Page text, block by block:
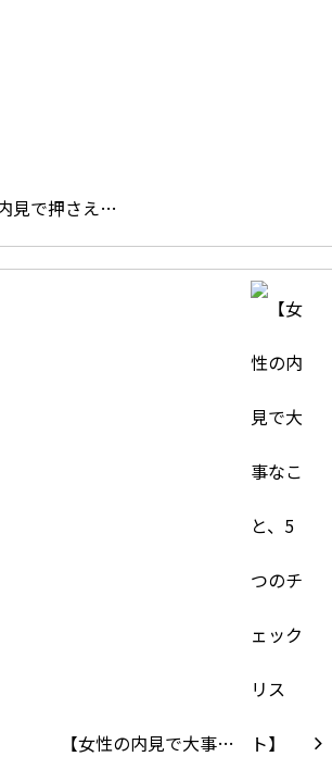
見で押さえ…
【女性の内見で大事…